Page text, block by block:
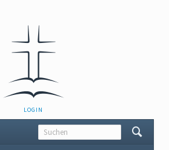
NAVIGATION
ÜBERSPRINGEN
LOGIN